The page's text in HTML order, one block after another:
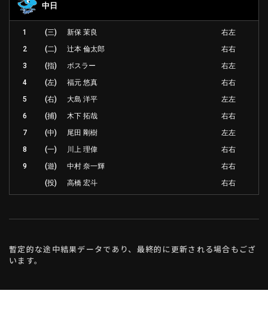
中日
1 (三) 新保 茉良
右左
2
(二) 辻本 倫太郎
右右
3
(指) ボスラー
右左
4
(左) 福元 悠真
右右
5
(右) 大島 洋平
左左
6
(捕) 木下 拓哉
右右
7
(中) 尾田 剛樹
左左
8
(一) 川上 理偉
右右
9
(遊) 中村 奈一輝
右右
(投)
高橋 宏斗 右右
暫定的な途中結果データであり、最終的に更新される場合もござ
います。